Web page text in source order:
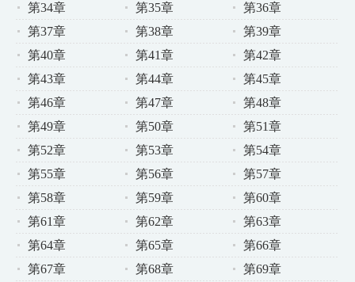
第34章
第35章
第36章
第37章
第38章
第39章
第40章
第41章
第42章
第43章
第44章
第45章
第46章
第47章
第48章
第49章
第50章
第51章
第52章
第53章
第54章
第55章
第56章
第57章
第58章
第59章
第60章
第61章
第62章
第63章
第64章
第65章
第66章
第67章
第68章 第69章